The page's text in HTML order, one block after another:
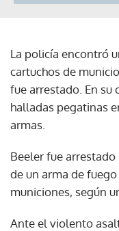
La policía encontró
cartuchos de
fue arrestado. En
halladas pegatinas
armas.
Beeler fue
de un arma de
municiones, según
Ante el violento